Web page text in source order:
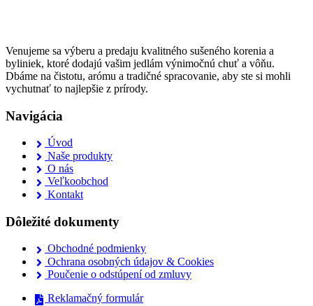
Venujeme sa výberu a predaju kvalitného sušeného korenia a
byliniek, ktoré dodajú vašim jedlám výnimočnú chuť a vôňu.
Dbáme na čistotu, arómu a tradičné spracovanie, aby ste si mohli
vychutnať to najlepšie z prírody.
Navigácia
Úvod
Naše produkty
O nás
Veľkoobchod
Kontakt
Dôležité dokumenty
Obchodné podmienky
Ochrana osobných údajov & Cookies
Poučenie o odstúpení od zmluvy
Reklamačný formulár